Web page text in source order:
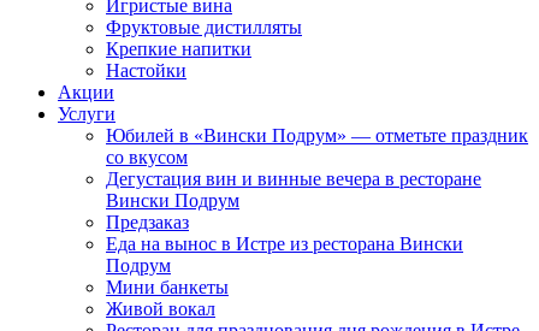
Игристые вина
Фруктовые дистилляты
Крепкие напитки
Настойки
Акции
Услуги
Юбилей в «Вински Подрум» — отметьте праздник
со вкусом
Дегустация вин и винные вечера в ресторане
Вински Подрум
Предзаказ
Еда на вынос в Истре из ресторана Вински
Подрум
Мини банкеты
Живой вокал